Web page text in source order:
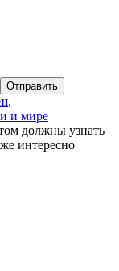
,
и мире
должны узнать
интересно